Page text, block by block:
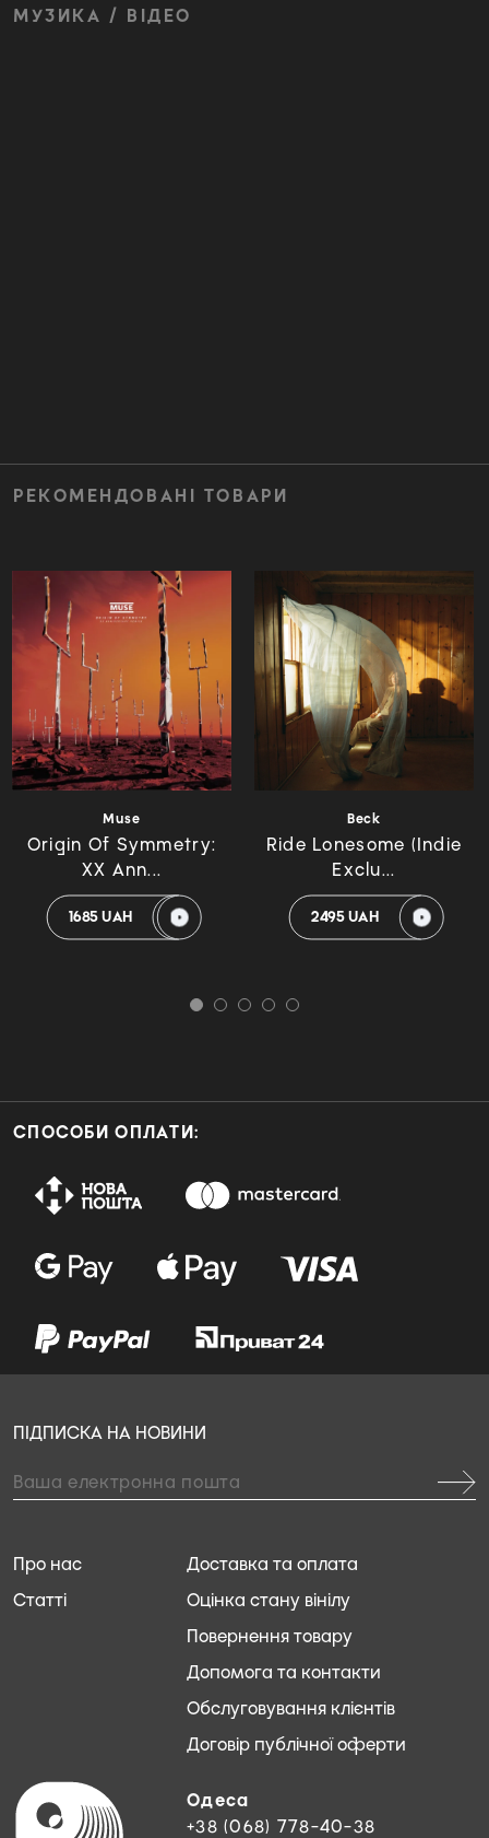
МУЗИКА / ВІДЕО
РЕКОМЕНДОВАНІ ТОВАРИ
Muse
Origin Of Symmetry:
XX Ann...
1685 UAH
Beck
Ride Lonesome (Indie
Exclu...
2495 UAH
СПОСОБИ ОПЛАТИ:
Одеса
+38 (068) 778-40-38
Доставка та оплата
Оцінка стану вінілу
Повернення товару
Допомога та контакти
Обслуговування клієнтів
Договір публічної оферти
Про нас
Статті
ПІДПИСКА НА НОВИНИ